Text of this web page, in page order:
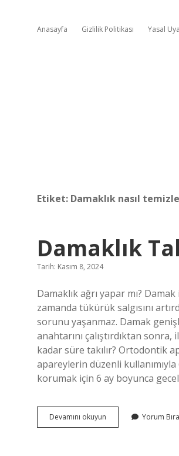
Anasayfa Gizlilik Politikası Yasal
Etiket: Damaklık nasıl
Damaklık
Tarih: Kasım 8, 2024
Damaklık ağrı yapar mı?
zamanda tükürük salgısını
sorunu yaşanmaz. Damak
anahtarını çalıştırdıktan
kadar süre takılır? Ortodontik
apareylerin düzenli
korumak için 6 ay boyunca
Devamını okuyun Damaklık
Takılırken
Yorum